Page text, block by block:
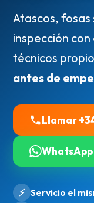
Atascos,
inspección
técnicos
antes de
Llamar
WhatsApp
⚡ Servicio el